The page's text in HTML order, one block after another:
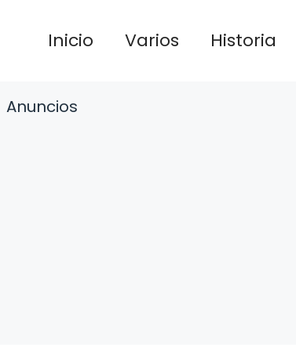
Inicio Varios Historia
Anuncios